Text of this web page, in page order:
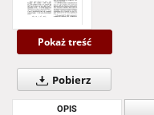
Pokaż treść
Pobierz
OPIS